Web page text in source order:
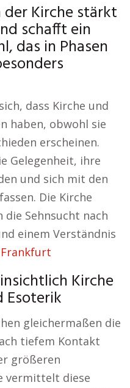
Kirche stärkt
schafft ein
das in Phasen
dass Kirche und
haben, obwohl sie
erscheinen.
Gelegenheit, ihre
und sich mit den
Die Kirche
die Sehnsucht nach
einem Verständnis
Kirche
Esoterik
gleichermaßen die
tiefem Kontakt
größeren
vermittelt diese